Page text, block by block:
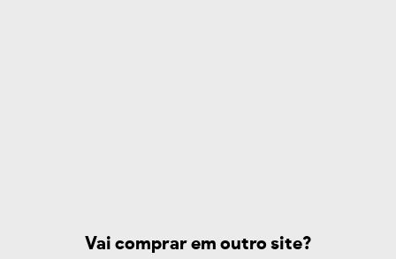
Vai comprar em outro site?